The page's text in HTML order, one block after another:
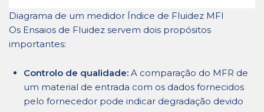
Diagrama de um medidor Índice de Fluidez MFI
Os Ensaios de Fluidez servem dois propósitos
importantes:
Controlo de qualidade: A comparação do MFR de
um material de entrada com os dados fornecidos
pelo fornecedor pode indicar degradação devido